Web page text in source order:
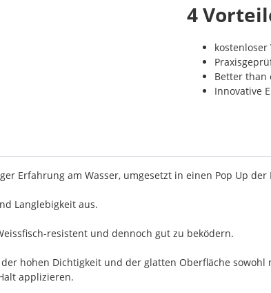
4
kostenloser
Better than
Innovative
Erfahrung am Wasser, umgesetzt in einen Pop Up der
Langlebigkeit aus.
resistent und dennoch gut zu beködern.
hohen Dichtigkeit und der glatten Oberfläche
applizieren.